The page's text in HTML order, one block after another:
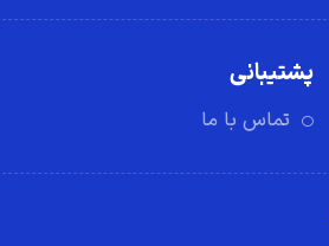
پشتیبانی
تماس با ما